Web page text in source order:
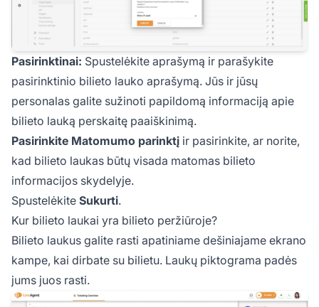
Pasirinktinai: Spustelėkite aprašymą ir parašykite
pasirinktinio bilieto lauko aprašymą. Jūs ir jūsų
personalas galite sužinoti papildomą informaciją apie
bilieto lauką perskaitę paaiškinimą.
Pasirinkite Matomumo parinktį ir pasirinkite, ar norite,
kad bilieto laukas būtų visada matomas bilieto
informacijos skydelyje.
Spustelėkite Sukurti.
Kur bilieto laukai yra bilieto peržiūroje?
Bilieto laukus galite rasti apatiniame dešiniajame ekrano
kampe, kai dirbate su bilietu. Laukų piktograma padės
jums juos rasti.